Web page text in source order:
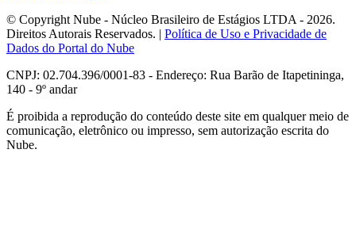
© Copyright Nube - Núcleo Brasileiro de Estágios LTDA - 2026.
Direitos Autorais Reservados. | Política de Uso e Privacidade de
Dados do Portal do Nube
CNPJ: 02.704.396/0001-83 - Endereço: Rua Barão de Itapetininga,
140 - 9º andar
É proibida a reprodução do conteúdo deste site em qualquer meio de
comunicação, eletrônico ou impresso, sem autorização escrita do
Nube.